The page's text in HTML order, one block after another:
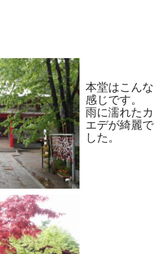
本堂はこんな
感じです。
雨に濡れたカ
エデが綺麗で
した。